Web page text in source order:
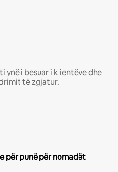
ynë i besuar i klientëve dhe
të zgjatur.
për punë për nomadët